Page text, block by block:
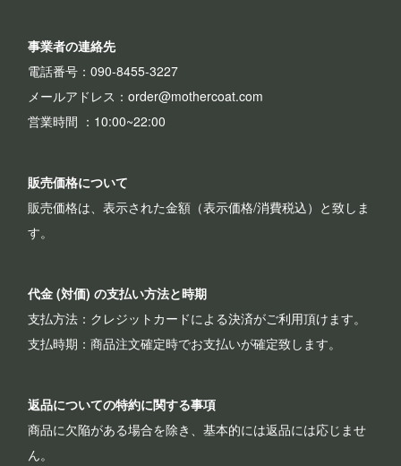
事業者の連絡先
電話番号：090-8455-3227
メールアドレス：order@mothercoat.com
営業時間 ：10:00~22:00
販売価格について
販売価格は、表示された金額（表示価格/消費税込）と致しま
す。
代金 (対価) の支払い方法と時期
支払方法：クレジットカードによる決済がご利用頂けます。
支払時期：商品注文確定時でお支払いが確定致します。
返品についての特約に関する事項
商品に欠陥がある場合を除き、基本的には返品には応じませ
ん。